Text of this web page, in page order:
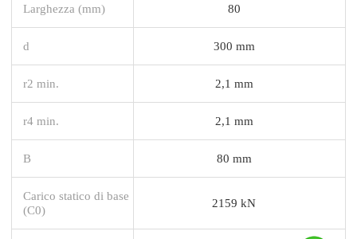
Larghezza (mm) 80
d 300 mm
r2 min. 2,1 mm
r4 min. 2,1 mm
B 80 mm
Carico statico di base
(C0)
2159 kN